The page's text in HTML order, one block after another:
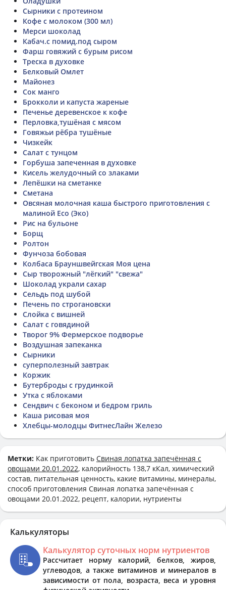
Сырники с протеином
Кофе с молоком (300 мл)
Мерси шоколад
Кабач.с помид.под сыром
Фарш говяжий с бурым рисом
Треска в духовке
Белковый Омлет
Майонез
Сок манго
Брокколи и капуста жареные
Печенье деревенское к кофе
Перловка,тушёная с мясом
Говяжьи рёбра тушёные
Чизкейк
Салат с тунцом
Горбуша запеченная в духовке
Кисель желудочный со злаками
Лепёшки на сметанке
Cметана
Овсяная молочная каша быстрого приготовления с
малиной Eco (Эко)
Рис на бульоне
Борщ
Ролтон
Фунчоза бобовая
Колбаса Брауншвейгская Моя цена
Сыр творожный "лёгкий" "свежа"
Шоколад украли сахар
Сельдь под шубой
Печень по строгановски
Слойка с вишней
Салат с говядиной
Творог 9% Фермерское подворье
Воздушная запеканка
Сырники
суперполезный завтрак
Коржик
Бутерброды с грудинкой
Утка с яблоками
Сендвич с беконом и бедром гриль
Каша рисовая моя
Хлебцы-молодцы ФитнесЛайн Железо
Метки: Как приготовить Свиная лопатка запечённая с
овощами 20.01.2022, калорийность 138,7 кКал, химический
состав, питательная ценность, какие витамины, минералы,
способ приготовления Свиная лопатка запечённая с
овощами 20.01.2022, рецепт, калории, нутриенты
Калькуляторы
Калькулятор суточных норм нутриентов
Рассчитает норму калорий, белков, жиров,
углеводов, а также витаминов и минералов в
зависимости от пола, возраста, веса и уровня